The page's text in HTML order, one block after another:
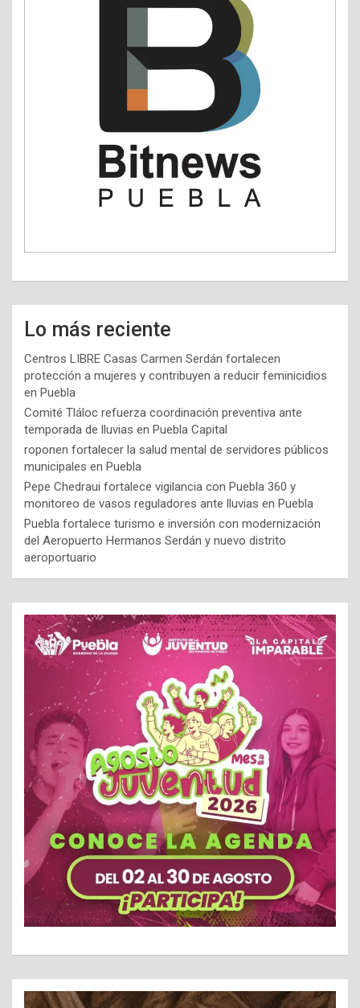
Lo más reciente
Centros LIBRE Casas Carmen Serdán fortalecen
protección a mujeres y contribuyen a reducir feminicidios
en Puebla
Comité Tláloc refuerza coordinación preventiva ante
temporada de lluvias en Puebla Capital
roponen fortalecer la salud mental de servidores públicos
municipales en Puebla
Pepe Chedraui fortalece vigilancia con Puebla 360 y
monitoreo de vasos reguladores ante lluvias en Puebla
Puebla fortalece turismo e inversión con modernización
del Aeropuerto Hermanos Serdán y nuevo distrito
aeroportuario